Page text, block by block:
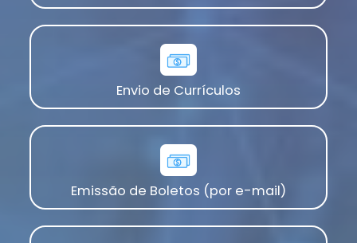
Envio de Currículos
Emissão de Boletos (por e-mail)